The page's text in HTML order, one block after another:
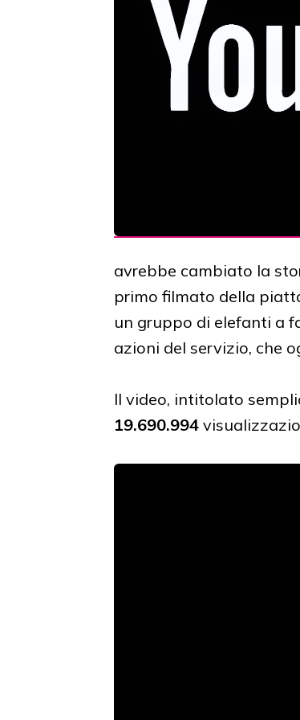
avrebbe cambiato la
primo filmato della
un gruppo di elefanti a
azioni del servizio, che
Il video, intitolato
19.690.994